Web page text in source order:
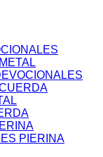
PIERINA